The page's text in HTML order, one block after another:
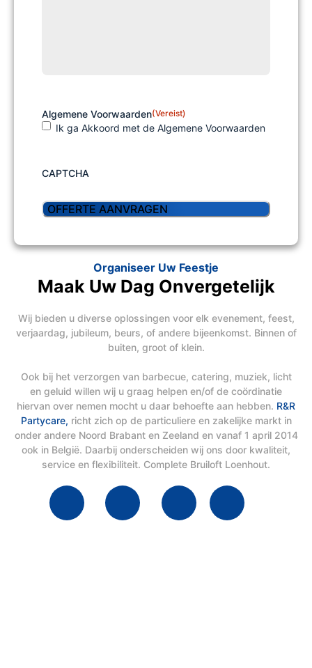
Algemene Voorwaarden(Vereist)
Ik ga Akkoord met de Algemene Voorwaarden
CAPTCHA
Organiseer Uw Feestje
Maak Uw Dag Onvergetelijk
Wij bieden u diverse oplossingen voor elk evenement, feest,
verjaardag, jubileum, beurs, of andere bijeenkomst. Binnen of
buiten, groot of klein.
Ook bij het verzorgen van barbecue, catering, muziek, licht
en geluid willen wij u graag helpen en/of de coördinatie
hiervan over nemen mocht u daar behoefte aan hebben. R&R
Partycare, richt zich op de particuliere en zakelijke markt in
onder andere Noord Brabant en Zeeland en vanaf 1 april 2014
ook in België. Daarbij onderscheiden wij ons door kwaliteit,
service en flexibiliteit. Complete Bruiloft Loenhout.